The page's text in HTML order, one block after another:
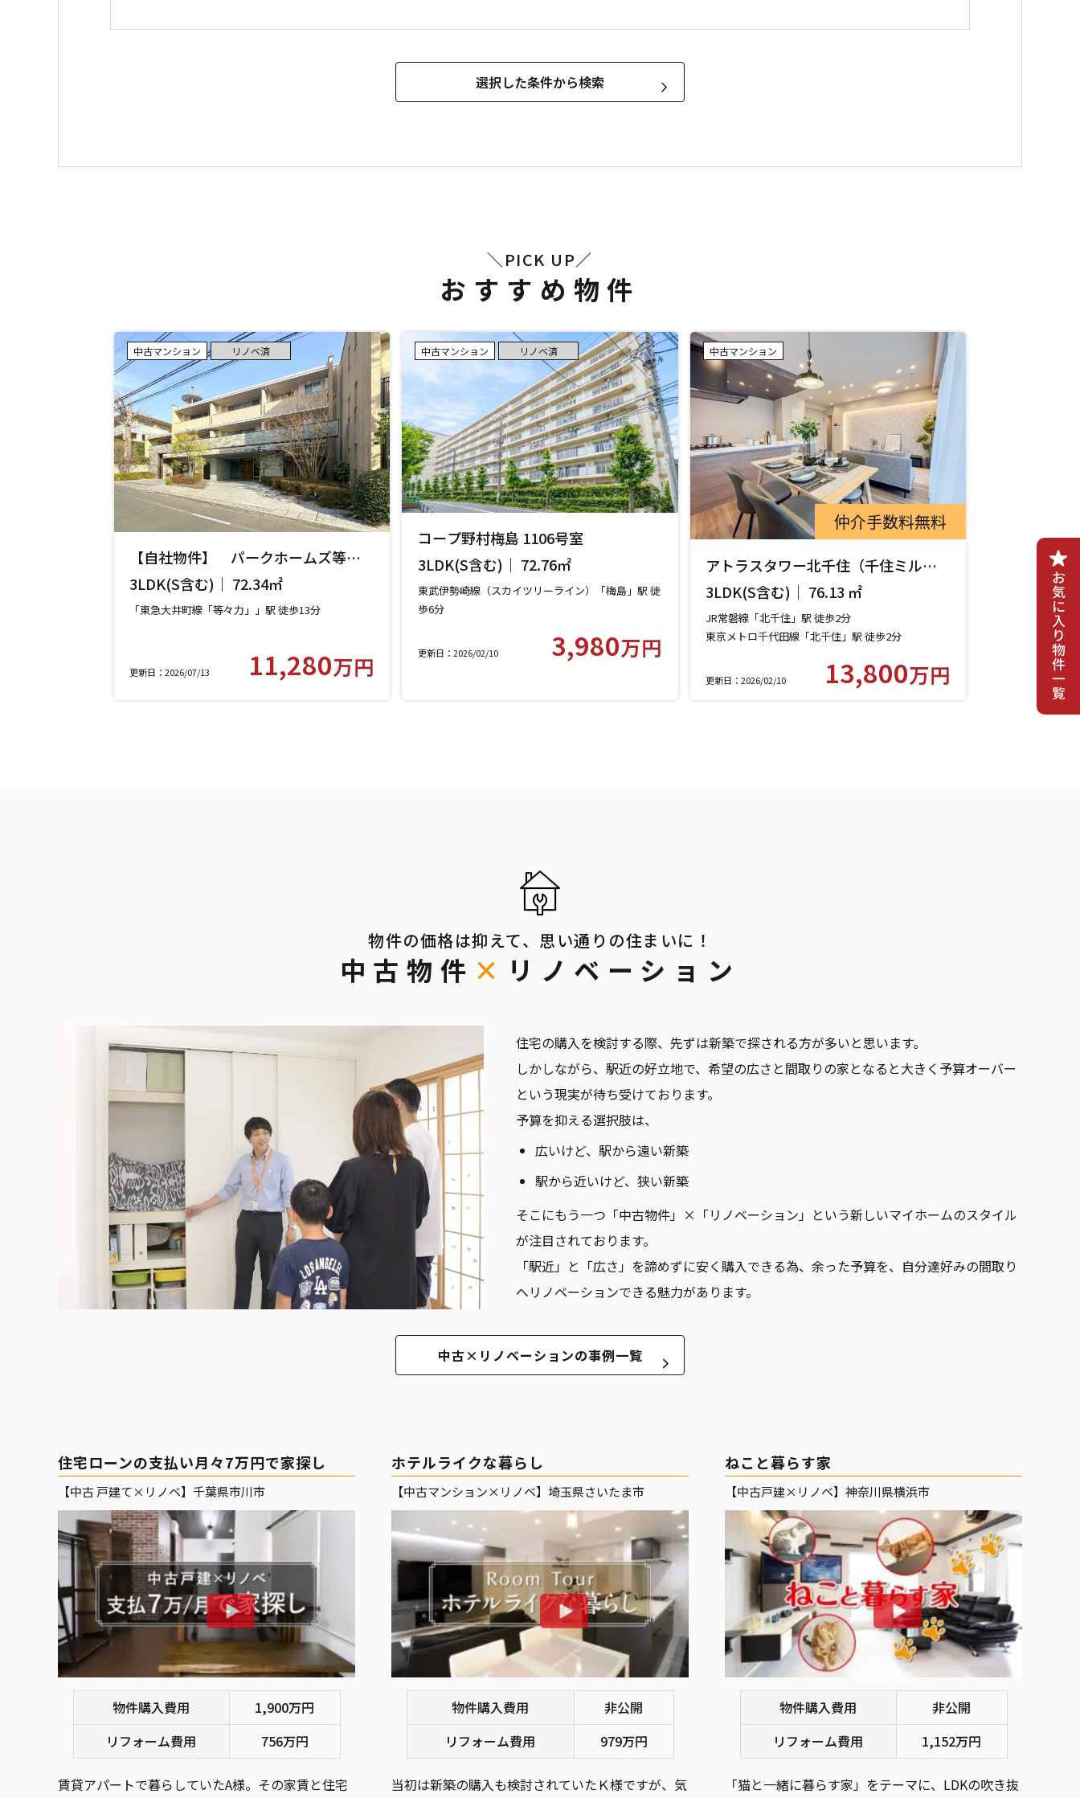
＼PICK UP／
おすすめ物件
中古マンション リノベ済
【自社物件】 パークホームズ等々
力レジデンススクエア 208号室 【世
田谷区中町】
3LDK(S含む)｜ 72.34㎡
「東急大井町線「等々力」」駅 徒歩13分
更新日：2026/07/13 11,280万円
中古マンション リノベ済
コープ野村梅島 1106号室
3LDK(S含む)｜ 72.76㎡
東武伊勢崎線（スカイツリーライン）「梅島」駅 徒
歩6分
徒歩10分
更新日：2026/02/10 3,980万円
仲介手数料無料
中古マンション
アトラスタワー北千住（千住ミルデ
ィス弐番館） 1608 号室
3LDK(S含む)｜ 76.13 ㎡
JR常磐線「北千住」駅 徒歩2分
東京メトロ千代田線「北千住」駅 徒歩2分
東武伊勢崎線（スカイツリーライン）「北千住」駅
更新日：2026/02/10 13,800万円
物件の価格は抑えて、思い通りの住まいに！
中古物件 × リノベーション
住宅の購入を検討する際、先ずは新築で探される方が多いと思います。
しかしながら、駅近の好立地で、希望の広さと間取りの家となると大きく予算オーバー
という現実が待ち受けております。
予算を抑える選択肢は、
広いけど、駅から遠い新築
駅から近いけど、狭い新築
そこにもう一つ「中古物件」×「リノベーション」という新しいマイホームのスタイル
が注目されております。
「駅近」と「広さ」を諦めずに安く購入できる為、余った予算を、自分達好みの間取り
へリノベーションできる魅力があります。
中古×リノベーションの事例一覧
住宅ローンの支払い月々7万円で家探し
【中古 戸建て×リノベ】千葉県市川市
物件購入費用
1,900万円
リフォーム費用
756万円
賃貸アパートで暮らしていたA様。その家賃と住宅
ホテルライクな暮らし
【中古マンション×リノベ】埼玉県さいたま市
物件購入費用
非公開
リフォーム費用
979万円
当初は新築の購入も検討されていたＫ様ですが、気
ねこと暮らす家
【中古戸建×リノベ】神奈川県横浜市
物件購入費用
非公開
リフォーム費用
1,152万円
「猫と一緒に暮らす家」をテーマに、LDKの吹き抜